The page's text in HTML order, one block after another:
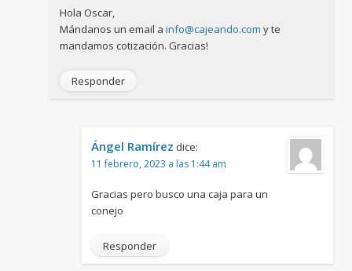
Hola Oscar,
Mándanos un email ainfo@cajeando.com y te
mandamos cotización. Gracias!
Responder
Ángel Ramírez dice:
11 febrero, 2023 a las 1:44 am
Gracias pero busco una caja para un
conejo
Responder